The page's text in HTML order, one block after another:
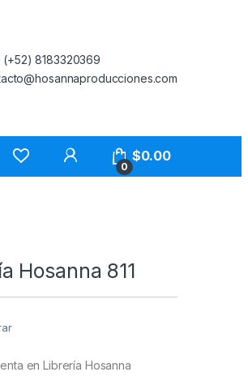
(+52) 8183320369
0
$0.00
Hosanna 811
en Librería Hosanna